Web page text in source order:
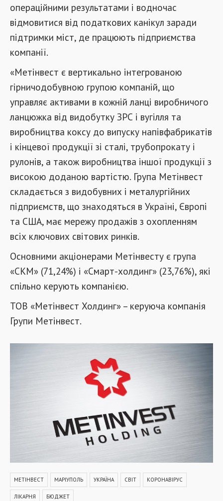
операційними результатами і водночас
відмовитися від податкових канікул заради
підтримки міст, де працюють підприємства
компанії.
«Метінвест є вертикально інтегрованою
гірничодобувною групою компаній, що
управляє активами в кожній ланці виробничого
ланцюжка від видобутку ЗРС і вугілля та
виробництва коксу до випуску напівфабрикатів
і кінцевої продукції зі сталі, трубопрокату і
рулонів, а також виробництва іншої продукції з
високою доданою вартістю. Група Метінвест
складається з видобувних і металургійних
підприємств, що знаходяться в Україні, Європі
та США, має мережу продажів з охопленням
всіх ключових світових ринків.
Основними акціонерами Метінвесту є група
«СКМ» (71,24%) і «Смарт-холдинг» (23,76%), які
спільно керують компанією.
ТОВ «Метінвест Холдинг» – керуюча компанія
Групи Метінвест.
МЕТІНВЕСТ МАРІУПОЛЬ УКРАЇНА СВІТ КОРОНАВІРУС
ЛІКАРНЯ БЮДЖЕТ